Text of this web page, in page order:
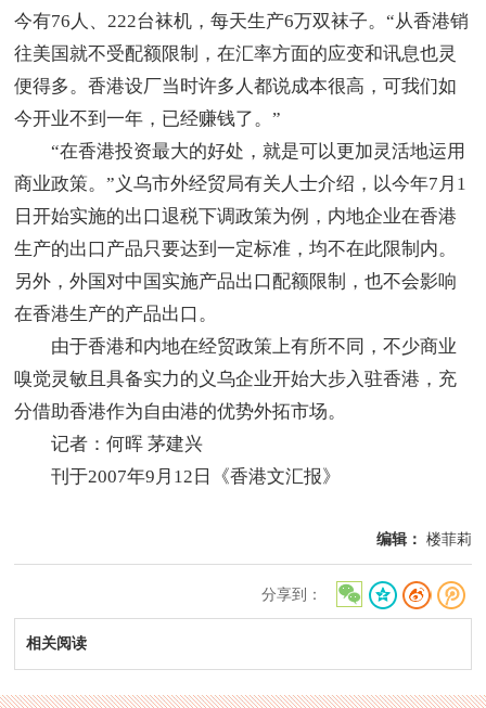
今有76人、222台袜机，每天生产6万双袜子。“从香港销
往美国就不受配额限制，在汇率方面的应变和讯息也灵
便得多。香港设厂当时许多人都说成本很高，可我们如
今开业不到一年，已经赚钱了。”
“在香港投资最大的好处，就是可以更加灵活地运用
商业政策。”义乌市外经贸局有关人士介绍，以今年7月1
日开始实施的出口退税下调政策为例，内地企业在香港
生产的出口产品只要达到一定标准，均不在此限制内。
另外，外国对中国实施产品出口配额限制，也不会影响
在香港生产的产品出口。
由于香港和内地在经贸政策上有所不同，不少商业
嗅觉灵敏且具备实力的义乌企业开始大步入驻香港，充
分借助香港作为自由港的优势外拓市场。
记者：何晖 茅建兴
刊于2007年9月12日《香港文汇报》
编辑： 楼菲莉
分享到：
相关阅读